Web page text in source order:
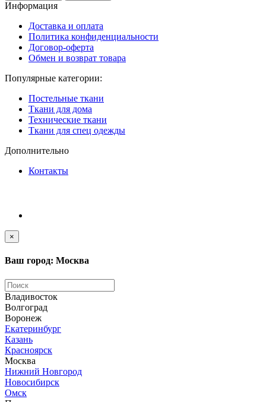
Информация
Доставка и оплата
Политика конфиденциальности
Договор-оферта
Обмен и возврат товара
Популярные категории:
Постельные ткани
Ткани для дома
Технические ткани
Ткани для спец одежды
Дополнительно
Контакты
×
Ваш город: Москва
Владивосток
Волгоград
Воронеж
Екатеринбург
Казань
Красноярск
Москва
Нижний Новгород
Новосибирск
Омск